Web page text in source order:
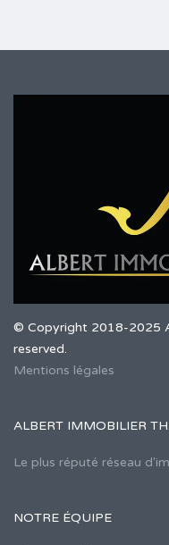
© Copyright 2018-2025
reserved.
Mentions légales
ALBERT IMMOBILIER
Le plus réputé réseau
NOTRE ÉQUIPE